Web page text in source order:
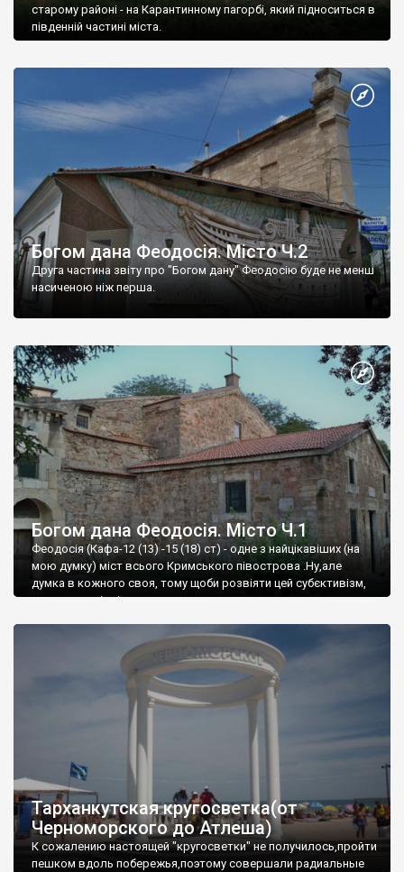
старому районі - на Карантинному пагорбі, який підноситься в
південній частині міста.
Богом дана Феодосія. Місто Ч.2
Друга частина звіту про "Богом дану" Феодосію буде не менш
насиченою ніж перша.
Богом дана Феодосія. Місто Ч.1
Феодосія (Кафа-12 (13) -15 (18) ст) - одне з найцікавіших (на
мою думку) міст всього Кримського півострова .Ну,але
думка в кожного своя, тому щоби розвіяти цей субєктивізм,
запрошую відвідати це
Тарханкутская кругосветка(от
Черноморского до Атлеша)
К сожалению настоящей "кругосветки" не получилось,пройти
пешком вдоль побережья,поэтому совершали радиальные